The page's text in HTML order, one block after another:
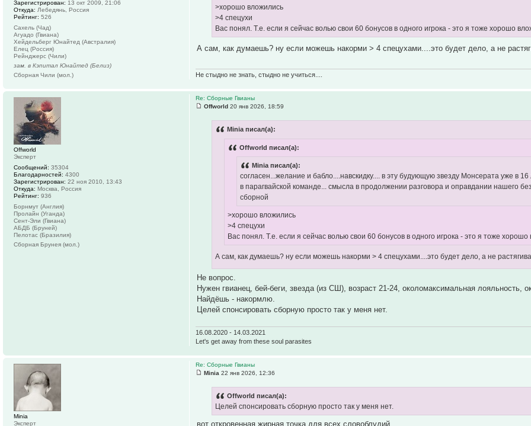
>хорошо вложились
>4 спецухи
Вас понял. Т.е. если я сейчас волью свои 60 бонусов в одного игрока - это я тоже хорошо
А сам, как думаешь? ну если можешь накорми > 4 спецухами....это будет дело, а не
Не стыдно не знать, стыдно не учиться....
Зарегистрирован: 13 окт 2009, 21:06
Откуда: Лебедянь, Россия
Рейтинг: 526
Сахель (Чад)
Агуадо (Гвиана)
Хейдельберг Юнайтед (Австралия)
Елец (Россия)
Рейнджерс (Чили)
зам. в Кэпитал Юнайтед (Белиз)
Сборная Чили (мол.)
Re: Сборные Гвианы
Offworld 20 янв 2026, 18:59
Minia писал(а):
Offworld писал(а):
Minia писал(а):
согласен...желание и бабло....навскидку.... в эту будующую звезду Монсерата уже в
в парагвайской команде... смысла в продолжении разговора и оправдании нашего
сборной
>хорошо вложились
>4 спецухи
Вас понял. Т.е. если я сейчас волью свои 60 бонусов в одного игрока - это я тоже хорошо
А сам, как думаешь? ну если можешь накорми > 4 спецухами....это будет дело, а не
Не вопрос.
Нужен гвианец, бей-беги, звезда (из СШ), возраст 21-24, околомаксимальная лояльность,
Найдёшь - накормлю.
Целей спонсировать сборную просто так у меня нет.
16.08.2020 - 14.03.2021
Let's get away from these soul parasites
Offworld
Эксперт
Сообщений: 35304
Благодарностей: 4300
Зарегистрирован: 22 ноя 2010, 13:43
Откуда: Москва, Россия
Рейтинг: 936
Борнмут (Англия)
Пролайн (Уганда)
Сент-Эли (Гвиана)
АБДБ (Бруней)
Пелотас (Бразилия)
Сборная Брунея (мол.)
Re: Сборные Гвианы
Minia 22 янв 2026, 12:36
Offworld писал(а):
Целей спонсировать сборную просто так у меня нет.
вот откровенная жирная точка для всех словоблудий
Minia
Эксперт